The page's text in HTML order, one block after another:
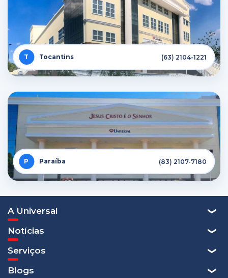
Tocantins (63) 2104-1221
Paraíba (83) 2107-7180
A Universal
Notícias
Serviços
Blogs